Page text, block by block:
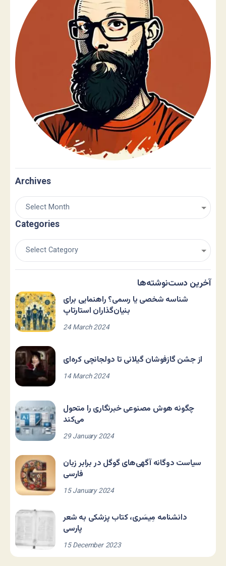
Archives
Categories
آخرین دست‌نوشته‌ها
شناسه شخصی یا رسمی؟ راهنمایی برای
بنیان‌گذاران استارتاپ
24 March 2024
از جشن گازفوشان گیلانی تا دولجانچی کره‌ای
14 March 2024
چگونه هوش مصنوعی خبرنگاری را متحول
می‌کند
29 January 2024
سیاست دوگانه آگهی‌های گوگل در برابر زبان
فارسی
15 January 2024
دانشنامه مِیسَری، کتاب پزشکی به شعر
پارسی
15 December 2023